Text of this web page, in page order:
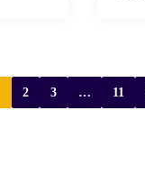
2 3 … 11